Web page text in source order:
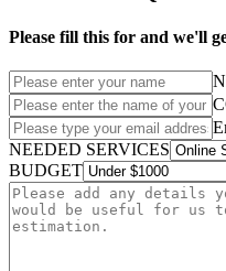
Please fill this for and we'll
NEEDED SERVICES
BUDGET